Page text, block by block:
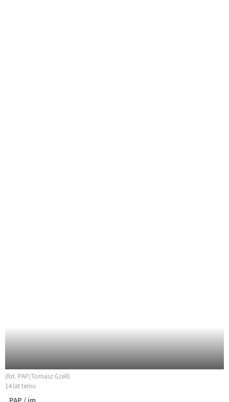
(fot. PAP/Tomasz Gzell)
14 lat temu